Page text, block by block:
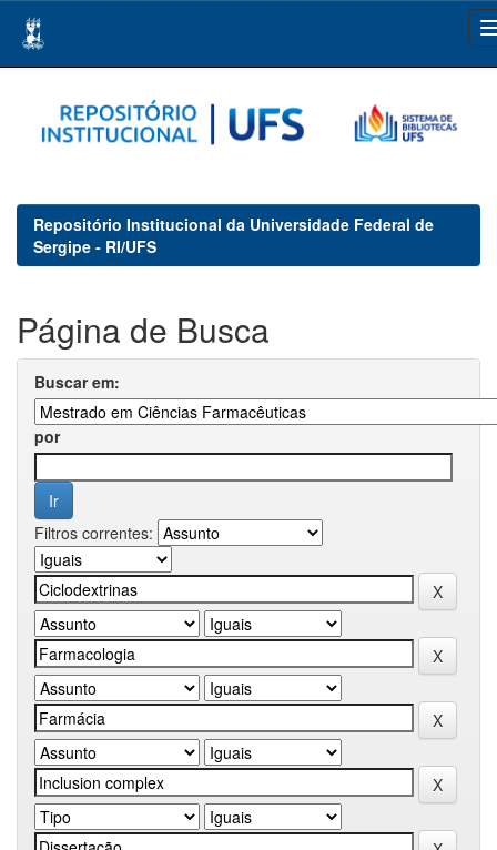
navigation
Repositório Institucional da Universidade Federal de
Sergipe - RI/UFS
Página de Busca
Buscar em:
por
Filtros correntes: